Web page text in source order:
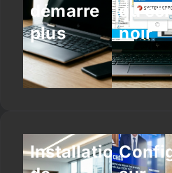
démarre
plus
ou
noir
Installation